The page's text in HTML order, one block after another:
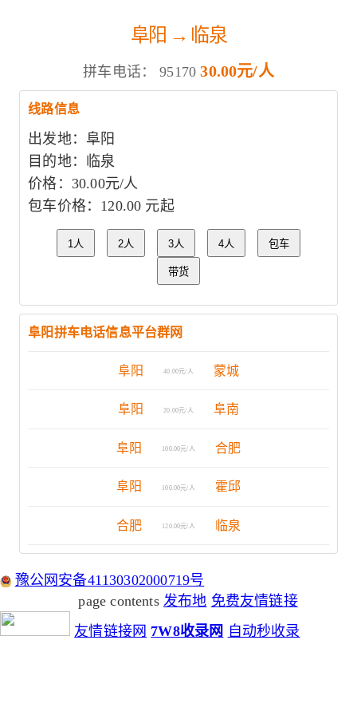
阜阳 → 临泉
拼车电话：95170 30.00元/人
线路信息
出发地：阜阳
目的地：临泉
价格：30.00元/人
包车价格：120.00 元起
1人 2人 3人 4人 包车
带货
阜阳拼车电话信息平台群网
阜阳 40.00元/人 蒙城
阜阳 20.00元/人 阜南
阜阳 100.00元/人 合肥
阜阳 100.00元/人 霍邱
合肥 120.00元/人 临泉
豫公网安备41130302000719号
page contents 发布地 免费友情链接
友情链接网 7W8收录网 自动秒收录